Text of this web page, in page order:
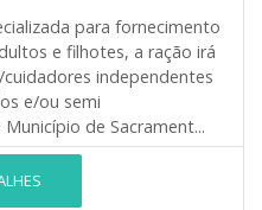
para fornecimento
e filhotes, a ração irá
independentes
e/ou semi
de Sacrament...